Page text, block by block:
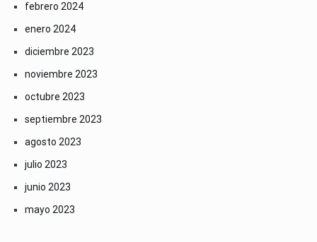
febrero 2024
enero 2024
diciembre 2023
noviembre 2023
octubre 2023
septiembre 2023
agosto 2023
julio 2023
junio 2023
mayo 2023